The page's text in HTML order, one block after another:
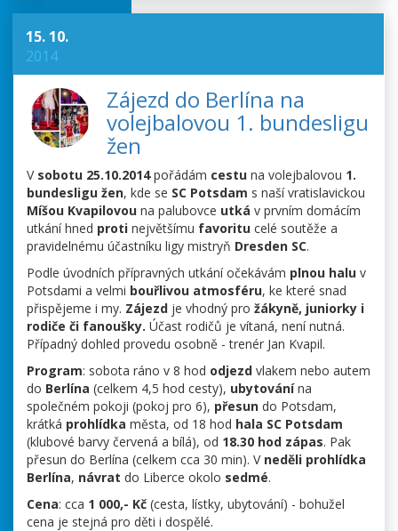
15. 10.
2014
Zájezd do Berlína na
volejbalovou 1. bundesligu
žen
V sobotu 25.10.2014pořádám cestu na volejbalovou 1.
bundesligu žen, kde se SC Potsdam s naší vratislavickou
Míšou Kvapilovou na palubovce utká v prvním domácím
utkání hned proti největšímu favoritu celé soutěže a
pravidelnému účastníku ligy mistryň Dresden SC.
Podle úvodních přípravných utkání očekávám plnou halu v
Potsdami a velmi bouřlivou atmosféru, ke které snad
přispějeme i my. Zájezd je vhodný pro žákyně, juniorky i
rodiče či fanoušky. Účast rodičů je vítaná, není nutná.
Případný dohled provedu osobně - trenér Jan Kvapil.
Program: sobota ráno v 8 hod odjezd vlakem nebo autem
do Berlína (celkem 4,5 hod cesty), ubytovánína
společném pokoji (pokoj pro 6), přesun do Potsdam,
krátká prohlídka města, od 18 hod hala SC Potsdam
(klubové barvy červená a bílá), od 18.30 hod zápas. Pak
přesun do Berlína (celkem cca 30 min). V neděli prohlídka
Berlína, návrat do Liberce okolo sedmé.
Cena: cca 1 000,- Kč (cesta, lístky, ubytování) - bohužel
cena je stejná pro děti i dospělé.